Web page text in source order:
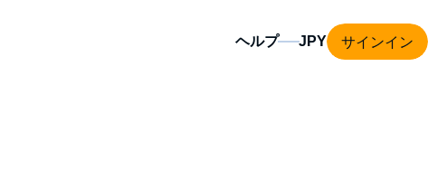
ヘルプ サインイン